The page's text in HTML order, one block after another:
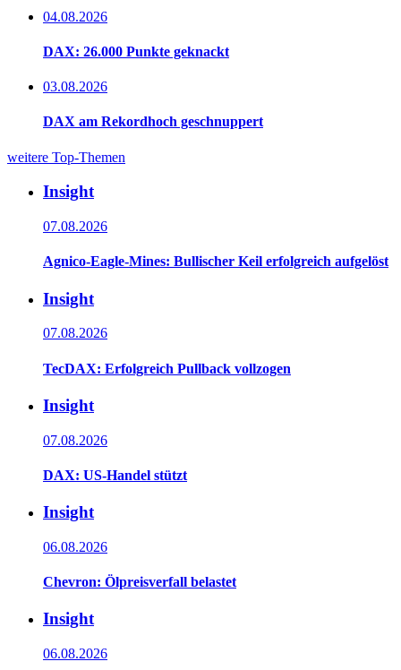
04.08.2026
DAX: 26.000 Punkte geknackt
03.08.2026
DAX am Rekordhoch geschnuppert
weitere Top-Themen
Insight
07.08.2026
Agnico-Eagle-Mines: Bullischer Keil erfolgreich aufgelöst
Insight
07.08.2026
TecDAX: Erfolgreich Pullback vollzogen
Insight
07.08.2026
DAX: US-Handel stützt
Insight
06.08.2026
Chevron: Ölpreisverfall belastet
Insight
06.08.2026